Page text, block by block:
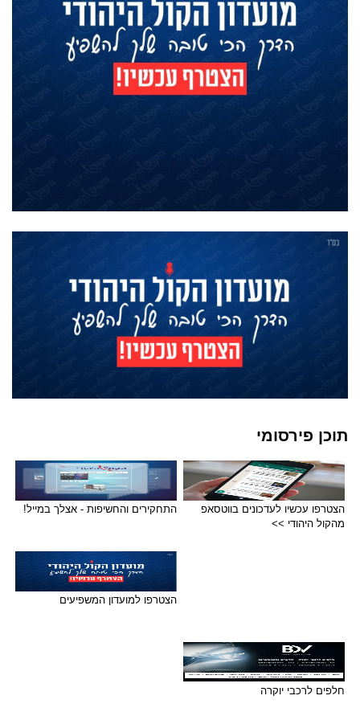
תוכן פירסומי
הצטרפו עכשיו לעדכונים בווטסאפ
מהקול היהודי >>
התחקירים והחשיפות - אצלך במייל!
הצטרפו למועדון המשפיעים
חלפים לרכבי יוקרה